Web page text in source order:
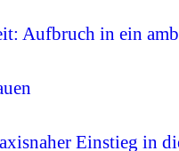
Aufbruch in ein
Einstieg in